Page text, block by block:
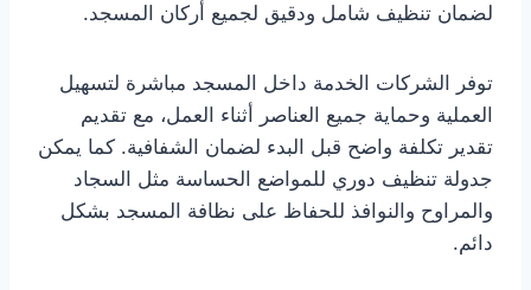
لضمان تنظيف شامل ودقيق لجميع أركان المسجد.
توفر الشركات الخدمة داخل المسجد مباشرة لتسهيل
العملية وحماية جميع العناصر أثناء العمل، مع تقديم
تقدير تكلفة واضح قبل البدء لضمان الشفافية. كما يمكن
جدولة تنظيف دوري للمواضع الحساسة مثل السجاد
والمراوح والنوافذ للحفاظ على نظافة المسجد بشكل
دائم.